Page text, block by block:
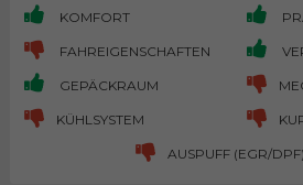
KOMFORT
FAHREIGENSCHAFTEN
GEPÄCKRAUM
KÜHLSYSTEM
AUSPUFF (EGR/DPF)